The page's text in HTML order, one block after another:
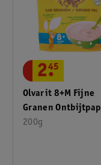
Olvarit 8+M Fijne
Granen Ontbijtpap
200g
2.
45